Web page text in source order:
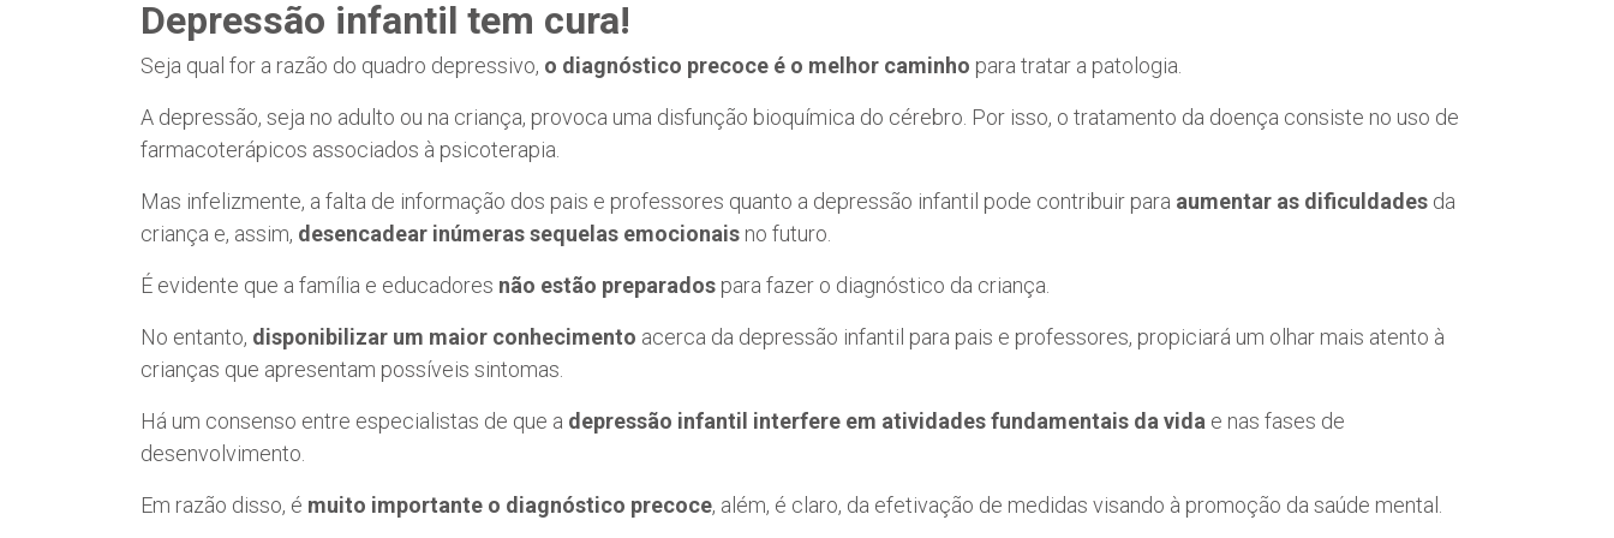
Depressão infantil tem cura!
Seja qual for a razão do quadro depressivo, o diagnóstico precoce é o melhor caminho para tratar a patologia.
A depressão, seja no adulto ou na criança, provoca uma disfunção bioquímica do cérebro. Por isso, o tratamento da doença consiste no uso de
farmacoterápicos associados à psicoterapia.
Mas infelizmente, a falta de informação dos pais e professores quanto a depressão infantil pode contribuir para aumentar as dificuldades da
criança e, assim, desencadear inúmeras sequelas emocionais no futuro.
É evidente que a família e educadores não estão preparados para fazer o diagnóstico da criança.
No entanto, disponibilizar um maior conhecimento acerca da depressão infantil para pais e professores, propiciará um olhar mais atento à
crianças que apresentam possíveis sintomas.
Há um consenso entre especialistas de que a depressão infantil interfere em atividades fundamentais da vida e nas fases de
desenvolvimento.
Em razão disso, é muito importante o diagnóstico precoce, além, é claro, da efetivação de medidas visando à promoção da saúde mental.